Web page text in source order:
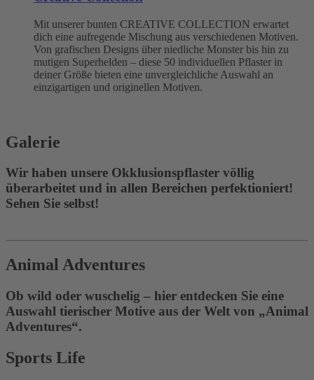
Mit unserer bunten CREATIVE COLLECTION erwartet
dich eine aufregende Mischung aus verschiedenen Motiven.
Von grafischen Designs über niedliche Monster bis hin zu
mutigen Superhelden – diese 50 individuellen Pflaster in
deiner Größe bieten eine unvergleichliche Auswahl an
einzigartigen und originellen Motiven.
Galerie
Wir haben unsere Okklusionspflaster völlig
überarbeitet und in allen Bereichen perfektioniert!
Sehen Sie selbst!
Animal Adventures
Ob wild oder wuschelig – hier entdecken Sie eine
Auswahl tierischer Motive aus der Welt von „Animal
Adventures“.
Sports Life